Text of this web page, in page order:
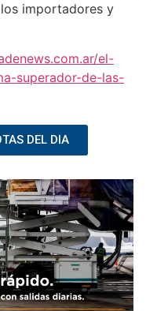
importadores y
el-
superador-de-las-
DEL DIA